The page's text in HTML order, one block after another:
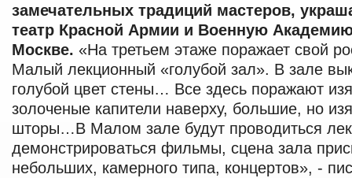
замечательных традиций мастеров,
театр Красной Армии и Военную
Москве. «На третьем этаже поражает свой
Малый лекционный «голубой зал». В зале
голубой цвет стены… Все здесь поражают
золоченые капители наверху, большие, но
шторы…В Малом зале будут проводиться
демонстрироваться фильмы, сцена зала
небольших, камерного типа, концертов», -